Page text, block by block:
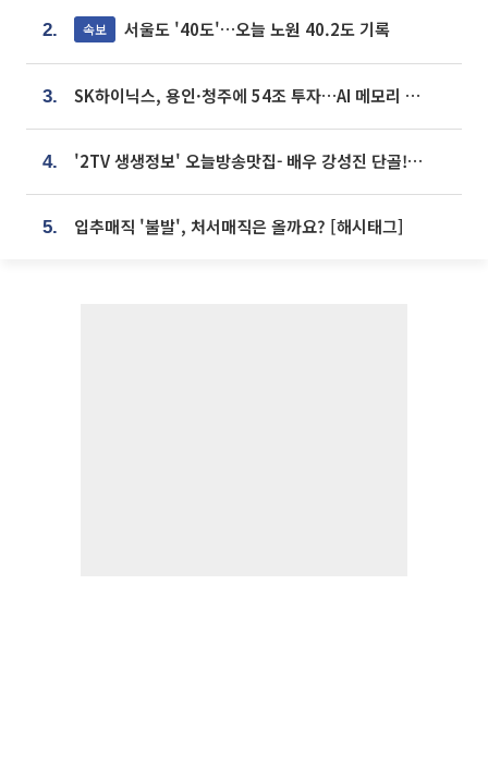
2. 속보 서울도 '40도'…오늘 노원 40.2도 기록
3. SK하이닉스, 용인·청주에 54조 투자…AI 메모리 생산기지 키운다
4. '2TV 생생정보' 오늘방송맛집- 배우 강성진 단골! 쌀국수ㆍ푸팟퐁 커리 맛집 '블○○○'
5. 입추매직 '불발', 처서매직은 올까요? [해시태그]